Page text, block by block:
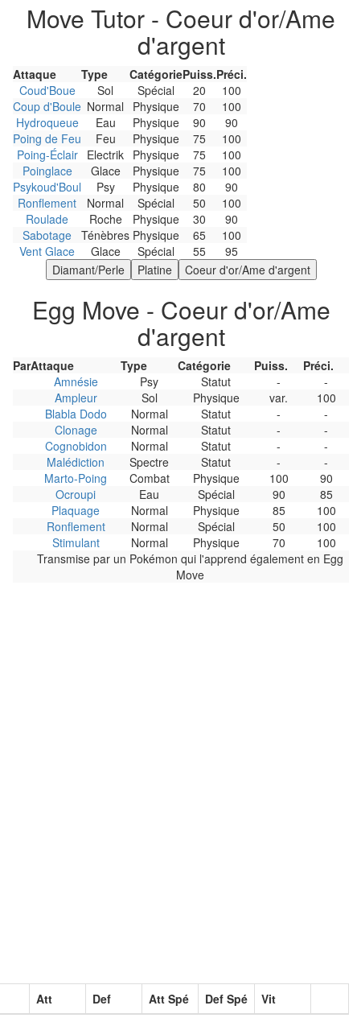
Move Tutor - Coeur d'or/Ame
d'argent
Attaque Type CatégoriePuiss.Préci.
Coud'Boue
Sol Spécial 20
100
Coup d'Boule Normal Physique 70
100
Hydroqueue
Eau Physique 90
90
Poing de Feu
Feu Physique 75
100
Poing-Éclair
Electrik Physique 75
100
Poinglace
Glace Physique 75
100
Psykoud'Boul
Psy Physique 80
90
Ronflement
Normal Spécial 50
100
Roulade
Roche Physique 30
90
Sabotage Ténèbres Physique 65
100
Vent Glace
Glace Spécial 55 95
Egg Move - Coeur d'or/Ame
d'argent
ParAttaque Type Catégorie Puiss.
Préci.
Amnésie
Psy Statut -
-
Ampleur
Sol Physique var.
100
Blabla Dodo
Normal Statut -
-
Clonage
Normal Statut -
-
Cognobidon
Normal Statut -
-
Malédiction
Spectre Statut -
-
Marto-Poing
Combat Physique 100
90
Ocroupi
Eau Spécial 90
85
Plaquage
Normal Physique 85
100
Ronflement
Normal Spécial 50
100
Stimulant
Normal Physique 70
100
Transmise par un Pokémon qui l'apprend également en Egg
Move
Att Def Att Spé Def Spé Vit